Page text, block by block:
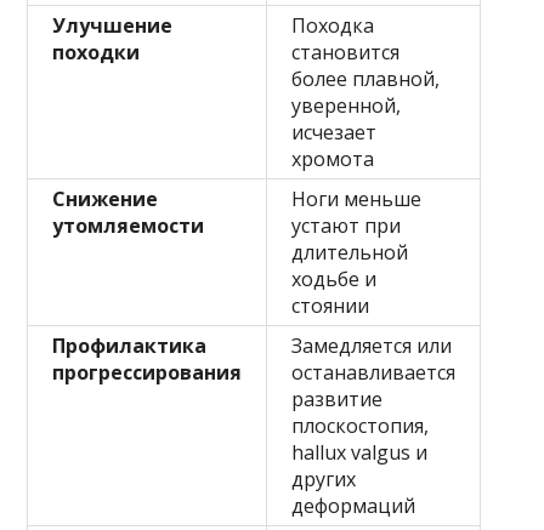
Улучшение
походки
Походка
становится
более плавной,
уверенной,
исчезает
хромота
Снижение
утомляемости
Ноги меньше
устают при
длительной
ходьбе и
стоянии
Профилактика
прогрессирования
Замедляется или
останавливается
развитие
плоскостопия,
hallux valgus и
других
деформаций